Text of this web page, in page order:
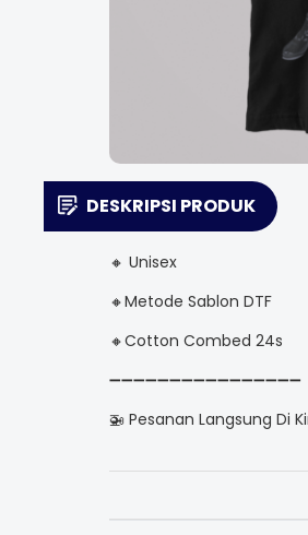
DESKRIPSI PRODUK
🔸 Unisex
🔸Metode Sablon DTF
🔸Cotton Combed 24s
➖➖➖➖➖➖➖➖➖➖➖➖➖➖➖➖
🚁 Pesanan Langsung Di